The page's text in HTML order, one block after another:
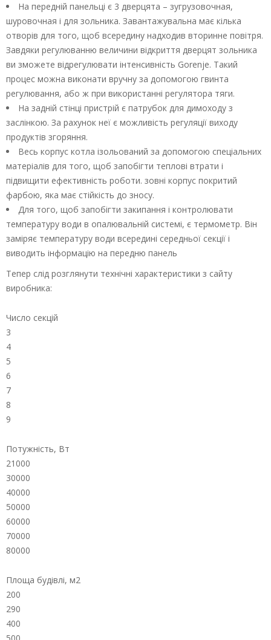
На передній панельці є 3 дверцята – зугрузовочная,
шуровочная і для зольника. Завантажувальна має кілька
отворів для того, щоб всередину надходив вторинне повітря.
Завдяки регулюванню величини відкриття дверцят зольника
ви зможете відрегулювати інтенсивність Gorenje. Такий
процес можна виконати вручну за допомогою гвинта
регулювання, або ж при використанні регулятора тяги.
На задній стінці пристрій є патрубок для димоходу з
заслінкою. За рахунок неї є можливість регуляції виходу
продуктів згоряння.
Весь корпус котла ізольований за допомогою спеціальних
матеріалів для того, щоб запобігти теплові втрати і
підвищити ефективність роботи. зовні корпус покритий
фарбою, яка має стійкість до зносу.
Для того, щоб запобігти закипання і контролювати
температуру води в опалювальній системі, є термометр. Він
заміряє температуру води всередині середньої секції і
виводить інформацію на передню панель
Тепер слід розглянути технічні характеристики з сайту
виробника:
Число секцій
3
4
5
6
7
8
9
Потужність, Вт
21000
30000
40000
50000
60000
70000
80000
Площа будівлі, м2
200
290
400